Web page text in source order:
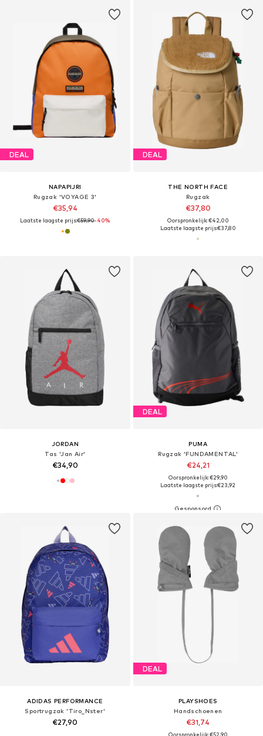
DEAL
NAPAPIJRI
Rugzak 'VOYAGE 3'
€35,94
Laatste laagste prijs:€59,90-40%
DEAL
THE NORTH FACE
Rugzak
€37,80
Oorspronkelijk: €42,00
Laatste laagste prijs:€37,80
JORDAN
Tas 'Jan Air'
€34,90
DEAL
PUMA
Rugzak 'FUNDAMENTAL'
€24,21
Oorspronkelijk: €29,90
Laatste laagste prijs:€23,92
ADIDAS PERFORMANCE
Sportrugzak 'Tiro_Nster'
€27,90
DEAL
PLAYSHOES
Handschoenen
€31,74